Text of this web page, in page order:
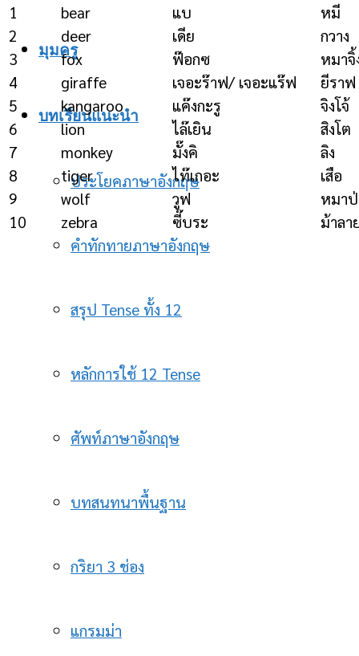
มุมครู
บทเรียนแนะนำ
ประโยคภาษาอังกฤษ
คำทักทายภาษาอังกฤษ
สรุป Tense ทั้ง 12
หลักการใช้ 12 Tense
ศัพท์ภาษาอังกฤษ
บทสนทนาพื้นฐาน
กริยา 3 ช่อง
แกรมม่า
1
bear แบ
หมี
2
deer เดีย
กวาง
3
fox ฟ๊อกซ
หมาจิ้
4
giraffe เจอะร๊าฟ/ เจอะแร๊ฟ
ยีราฟ
5
kangaroo แค๊งกะรู
จิงโจ้
6
lion ไล๊เยิน
สิงโต
7
monkey มั๊งคิ
ลิง
8
tiger ไท๊เกอะ
เสือ
9
wolf วูฟ
หมา
10
zebra ซี๊บระ ม้าลา